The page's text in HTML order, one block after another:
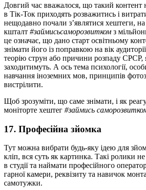
Довгий час вважалося, що такий контент
в Тік-Ток приходять розважитись і
нещодавно почали з’являтися хештеги, на
кшталт #займисьсаморозвитком з
це означає, що дано старт освітньому
знімати його із поправкою на вік
теорію струн або причини розпаду СРСР,
заходитимуть. А ось тема психології,
навчання іноземних мов, принципів
вистрілити.
Щоб зрозуміти, що саме знімати, і як
моніторте хештег #займись
17. Професійна зйомка
Тут можна вибрати будь-яку ідею для
кліп, вся суть як картинка. Такі ролики не
в студії та наймати професійного
гарної камери, реквізиту та навичок
самотужки.